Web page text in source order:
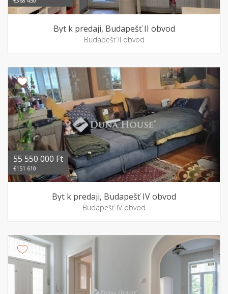
Byt k predaji, Budapešť II obvod
Budapešť II obvod
55 550 000 Ft
€151 610
Byt k predaji, Budapešť IV obvod
Budapešť IV obvod